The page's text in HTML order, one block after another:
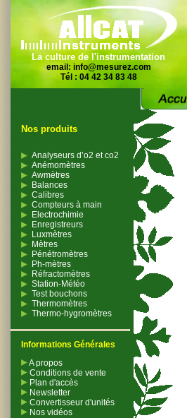
La culture de l'instrumentation
email: info@mesurez.com
Tél : 04 42 34 83 48
Nos produits
Analyseurs d’o2 et co2
Anémomètres
Awmètres
Balances
Calibres
Compteurs à main
Electrochimie
Enregistreurs
Luxmètres
Mètres
Pénétromètres
Ph-mètres
Réfractomètres
Station-Météo
Test bouchons
Thermomètres
Thermo-hygromètres
Informations Générales
A propos
Conditions de vente
Plan d'accès
Newsletter
Convertisseur d'unités
Nos vidéos